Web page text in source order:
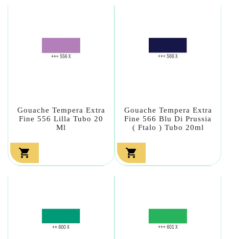
Gouache Tempera Extra
Fine 556 Lilla Tubo 20
Ml

Gouache Tempera Extra
Fine 566 Blu Di Prussia
( Ftalo ) Tubo 20ml
